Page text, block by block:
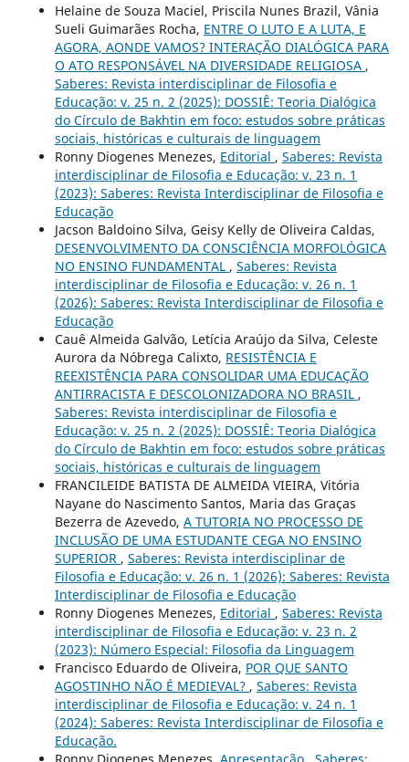
Helaine de Souza Maciel, Priscila Nunes Brazil, Vânia
Sueli Guimarães Rocha, ENTRE O LUTO E A LUTA, E
AGORA, AONDE VAMOS? INTERAÇÃO DIALÓGICA PARA
O ATO RESPONSÁVEL NA DIVERSIDADE RELIGIOSA ,
Saberes: Revista interdisciplinar de Filosofia e
Educação: v. 25 n. 2 (2025): DOSSIÊ: Teoria Dialógica
do Círculo de Bakhtin em foco: estudos sobre práticas
sociais, históricas e culturais de linguagem
Ronny Diogenes Menezes, Editorial , Saberes: Revista
interdisciplinar de Filosofia e Educação: v. 23 n. 1
(2023): Saberes: Revista Interdisciplinar de Filosofia e
Educação
Jacson Baldoino Silva, Geisy Kelly de Oliveira Caldas,
DESENVOLVIMENTO DA CONSCIÊNCIA MORFOLÓGICA
NO ENSINO FUNDAMENTAL , Saberes: Revista
interdisciplinar de Filosofia e Educação: v. 26 n. 1
(2026): Saberes: Revista Interdisciplinar de Filosofia e
Educação
Cauê Almeida Galvão, Letícia Araújo da Silva, Celeste
Aurora da Nóbrega Calixto, RESISTÊNCIA E
REEXISTÊNCIA PARA CONSOLIDAR UMA EDUCAÇÃO
ANTIRRACISTA E DESCOLONIZADORA NO BRASIL ,
Saberes: Revista interdisciplinar de Filosofia e
Educação: v. 25 n. 2 (2025): DOSSIÊ: Teoria Dialógica
do Círculo de Bakhtin em foco: estudos sobre práticas
sociais, históricas e culturais de linguagem
FRANCILEIDE BATISTA DE ALMEIDA VIEIRA, Vitória
Nayane do Nascimento Santos, Maria das Graças
Bezerra de Azevedo, A TUTORIA NO PROCESSO DE
INCLUSÃO DE UMA ESTUDANTE CEGA NO ENSINO
SUPERIOR , Saberes: Revista interdisciplinar de
Filosofia e Educação: v. 26 n. 1 (2026): Saberes: Revista
Interdisciplinar de Filosofia e Educação
Ronny Diogenes Menezes, Editorial , Saberes: Revista
interdisciplinar de Filosofia e Educação: v. 23 n. 2
(2023): Número Especial: Filosofia da Linguagem
Francisco Eduardo de Oliveira, POR QUE SANTO
AGOSTINHO NÃO É MEDIEVAL? , Saberes: Revista
interdisciplinar de Filosofia e Educação: v. 24 n. 1
(2024): Saberes: Revista Interdisciplinar de Filosofia e
Educação.